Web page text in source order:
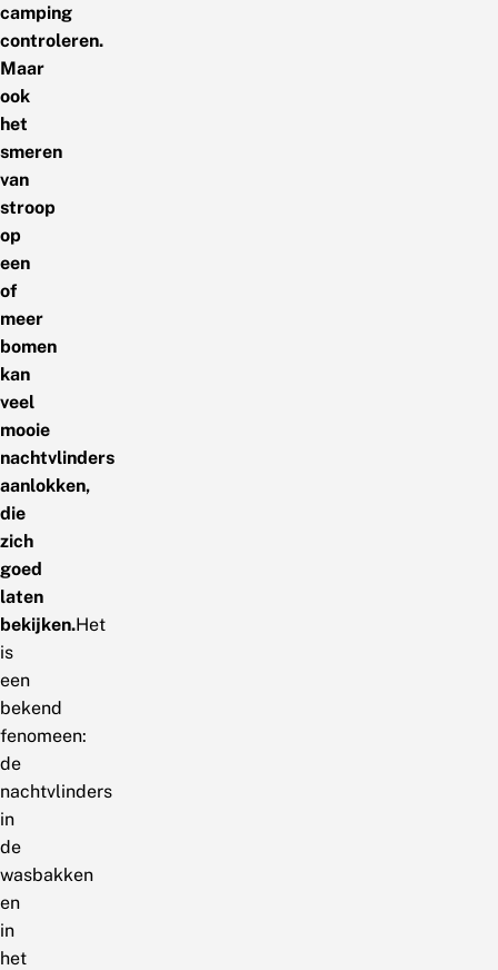
camping
controleren.
Maar
ook
het
smeren
van
stroop
op
een
of
meer
bomen
kan
veel
mooie
nachtvlinders
aanlokken,
die
zich
goed
laten
bekijken.Het
is
een
bekend
fenomeen:
de
nachtvlinders
in
de
wasbakken
en
in
het